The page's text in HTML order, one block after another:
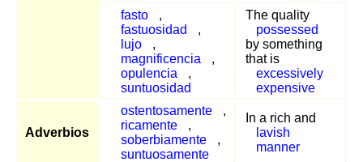
fasto
,
fastuosidad
,
lujo
,
magnificencia
,
opulencia
,
suntuosidad
The quality
possessed
by something
that is
excessively
expensive
Adverbios
ostentosamente
,
ricamente
,
soberbiamente
,
suntuosamente
In a rich and
lavish
manner